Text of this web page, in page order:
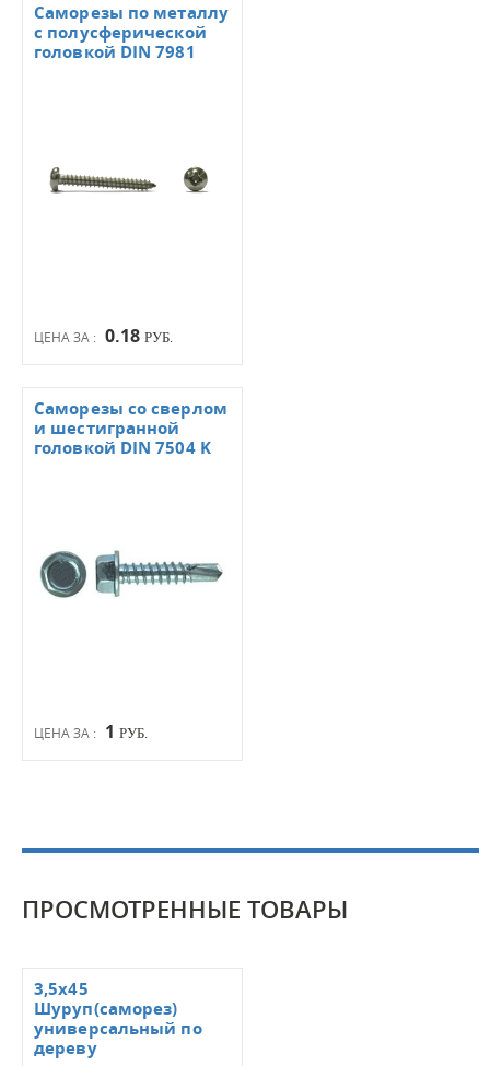
ЦЕНА ЗА : 0.18 РУБ.
Саморезы по металлу
с полусферической
головкой DIN 7981
ЦЕНА ЗА : 1 РУБ.
Саморезы со сверлом
и шестигранной
головкой DIN 7504 K
ПРОСМОТРЕННЫЕ ТОВАРЫ
3,5х45
Шуруп(саморез)
универсальный по
дереву